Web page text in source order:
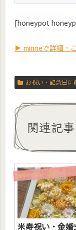
[honeypot
▶ minneで詳細・
お祝い・記念日に
関連記事
長寿のお祝い（還暦・古希・喜寿・米寿）
米寿祝い・金婚